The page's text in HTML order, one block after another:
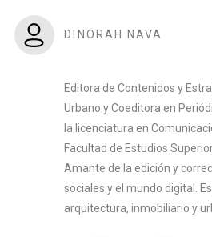
DINORAH NAVA
Editora de Contenidos y
Urbano y Coeditora en
la licenciatura en
Facultad de Estudios
Amante de la edición y
sociales y el mundo digital.
arquitectura, inmobiliario y